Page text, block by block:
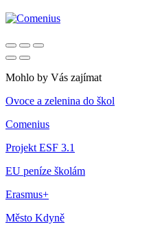
Mohlo by Vás zajímat
Ovoce a zelenina do škol
Comenius
Projekt ESF 3.1
EU peníze školám
Erasmus+
Město Kdyně